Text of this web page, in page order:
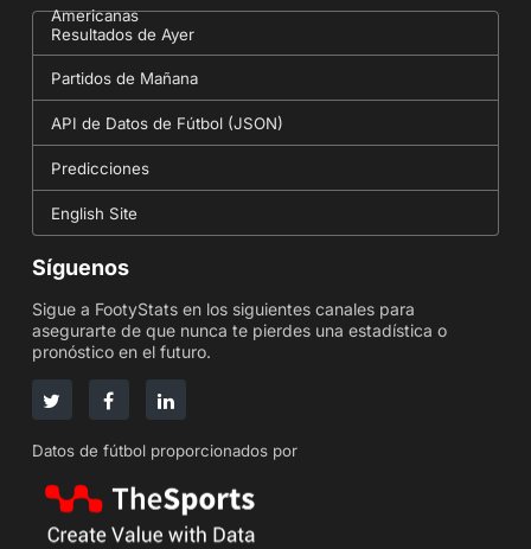
Americanas
Resultados de Ayer
Partidos de Mañana
API de Datos de Fútbol (JSON)
Predicciones
English Site
Síguenos
Sigue a FootyStats en los siguientes canales para
asegurarte de que nunca te pierdes una estadística o
pronóstico en el futuro.
Datos de fútbol proporcionados por